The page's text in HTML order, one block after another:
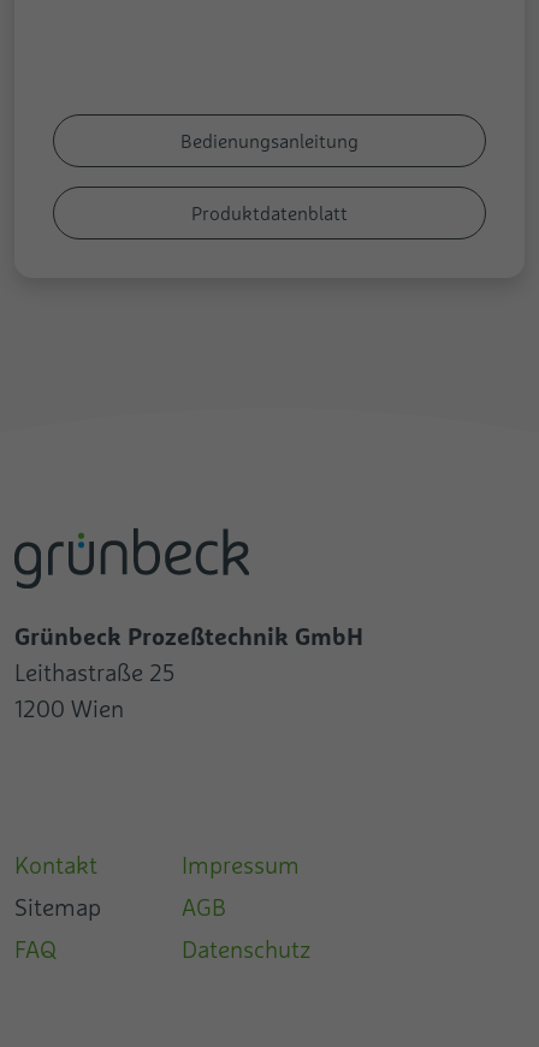
Bedienungsanleitung
Produktdatenblatt
Grünbeck Prozeßtechnik GmbH
Leithastraße 25
1200 Wien
Kontakt
Sitemap
FAQ
Impressum
AGB
Datenschutz